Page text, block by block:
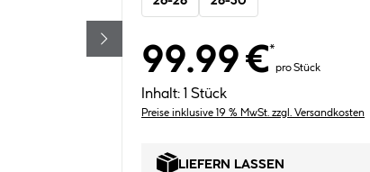
99.99 €*
pro Stück
Inhalt: 1 Stück
Preise inklusive 19 % MwSt. zzgl. Versandkosten
LIEFERN LASSEN